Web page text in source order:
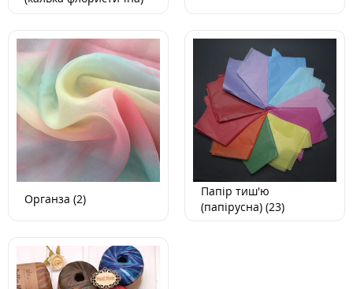
Органза (2)
Папір тиш'ю
(папірусна) (23)